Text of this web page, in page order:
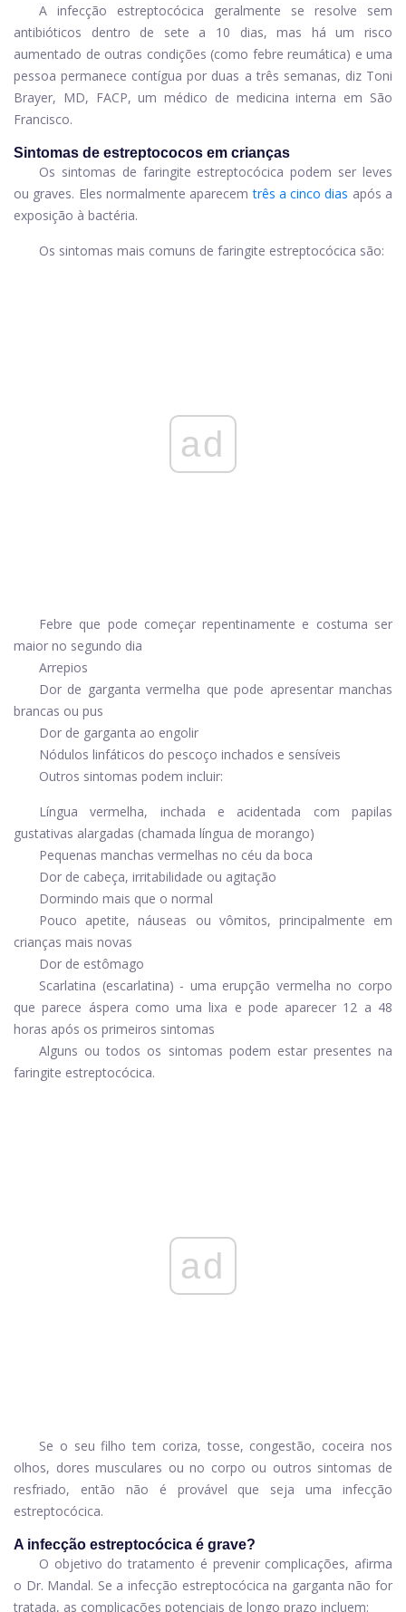
A infecção estreptocócica geralmente se resolve sem
antibióticos dentro de sete a 10 dias, mas há um risco
aumentado de outras condições (como febre reumática) e uma
pessoa permanece contígua por duas a três semanas, diz Toni
Brayer, MD, FACP, um médico de medicina interna em São
Francisco.
Sintomas de estreptococos em crianças
Os sintomas de faringite estreptocócica podem ser leves
ou graves. Eles normalmente aparecem três a cinco dias após a
exposição à bactéria.
Os sintomas mais comuns de faringite estreptocócica são:
ad
Febre que pode começar repentinamente e costuma ser
maior no segundo dia
Arrepios
Dor de garganta vermelha que pode apresentar manchas
brancas ou pus
Dor de garganta ao engolir
Nódulos linfáticos do pescoço inchados e sensíveis
Outros sintomas podem incluir:
Língua vermelha, inchada e acidentada com papilas
gustativas alargadas (chamada língua de morango)
Pequenas manchas vermelhas no céu da boca
Dor de cabeça, irritabilidade ou agitação
Dormindo mais que o normal
Pouco apetite, náuseas ou vômitos, principalmente em
crianças mais novas
Dor de estômago
Scarlatina (escarlatina) - uma erupção vermelha no corpo
que parece áspera como uma lixa e pode aparecer 12 a 48
horas após os primeiros sintomas
Alguns ou todos os sintomas podem estar presentes na
faringite estreptocócica.
ad
Se o seu filho tem coriza, tosse, congestão, coceira nos
olhos, dores musculares ou no corpo ou outros sintomas de
resfriado, então não é provável que seja uma infecção
estreptocócica.
A infecção estreptocócica é grave?
O objetivo do tratamento é prevenir complicações, afirma
o Dr. Mandal. Se a infecção estreptocócica na garganta não for
tratada, as complicações potenciais de longo prazo incluem: